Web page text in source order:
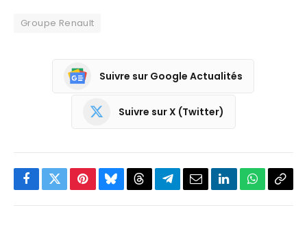
Groupe Renault
Suivre sur Google Actualités
Suivre sur X (Twitter)
Facebook
TwitterPinterestBlueskyThreadsPartagerEmailLinkedInWhatsApp